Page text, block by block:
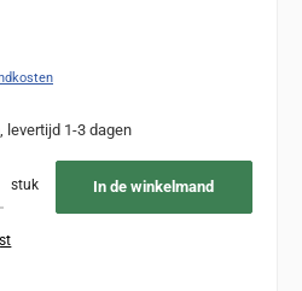
levertijd 1-3 dagen
stuk In de winkelmand